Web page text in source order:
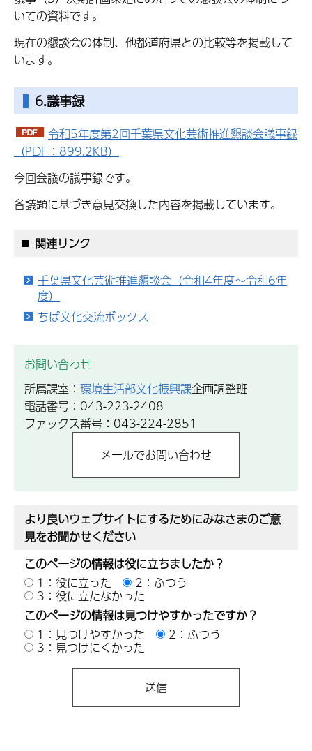
いての資料です。
現在の懇談会の体制、他都道府県との比較等を掲載して
います。
6.議事録
令和5年度第2回千葉県文化芸術推進懇談会議事録
（PDF：899.2KB）
今回会議の議事録です。
各議題に基づき意見交換した内容を掲載しています。
関連リンク
千葉県文化芸術推進懇談会（令和4年度～令和6年
度）
ちば文化交流ボックス
お問い合わせ
所属課室： 環境生活部文化振興課企画調整班
電話番号：043-223-2408
ファックス番号：043-224-2851
より良いウェブサイトにするためにみなさまのご意
見をお聞かせください
このページの情報は役に立ちましたか？
1：役に立った
2：ふつう
3：役に立たなかった
このページの情報は見つけやすかったですか？
1：見つけやすかった
2：ふつう
3：見つけにくかった